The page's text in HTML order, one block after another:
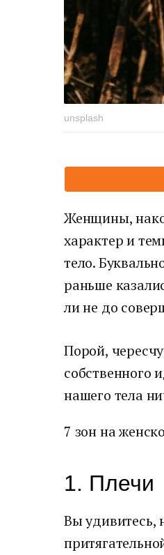
unsplash
Женщины,
характер и
тело.
раньше
ли не до
Порой,
собственного
нашего тела
7 зон на
1. Плечи
Вы удивитесь,